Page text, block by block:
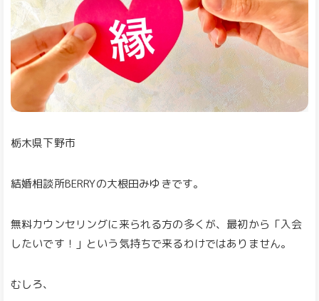
栃木県下野市
結婚相談所BERRYの大根田みゆきです。
無料カウンセリングに来られる方の多くが、最初から「入会
したいです！」という気持ちで来るわけではありません。
むしろ、